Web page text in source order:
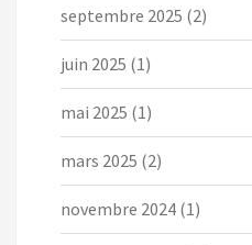
septembre 2025 (2)
juin 2025 (1)
mai 2025 (1)
mars 2025 (2)
novembre 2024 (1)